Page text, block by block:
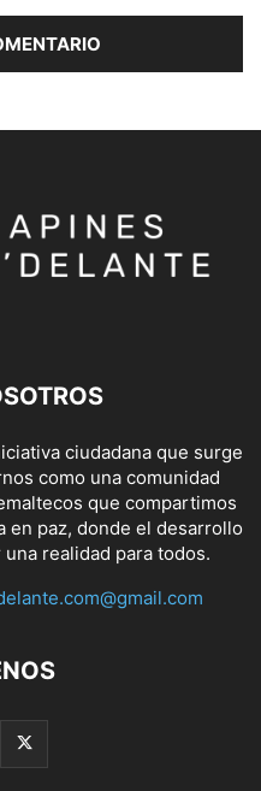
ciudadana que surge
como una comunidad
que compartimos
en paz, donde el desarrollo
realidad para todos.